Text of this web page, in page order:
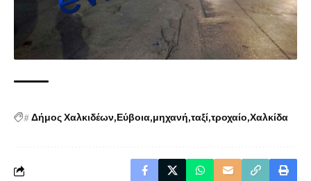
#Δήμος Χαλκιδέων Εύβοια μηχανή ταξί τροχαίο Χαλκίδα